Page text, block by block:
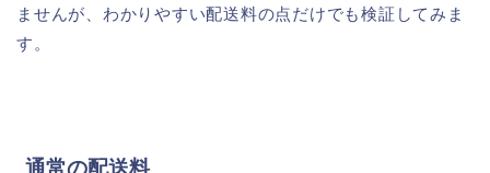
ませんが、わかりやすい配送料の点だけでも検証してみま
す。
通常の配送料